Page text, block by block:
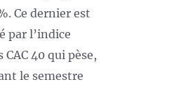
Ce dernier est
par l’indice
CAC 40 qui pèse,
le semestre